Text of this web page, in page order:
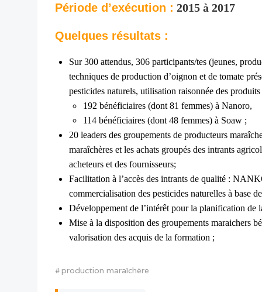
Période d’exécution : 2015 à 2017
Quelques résultats :
Sur 300 attendus, 306 participants/tes (jeunes,
techniques de production d’oignon et de tomate
pesticides naturels, utilisation raisonnée des
192 bénéficiaires (dont
114 bénéficiaires (dont 48 femmes) à Soaw ;
20 leaders des groupements de producteurs
maraîchères et les achats groupés des intrants
acheteurs et des fournisseurs;
Facilitation à l’accès des intrants de qualité :
commercialisation des pesticides naturelles à base
Développement de l’intérêt pour la planification de
Mise à la disposition des groupements maraichers
valorisation des acquis de la formation ;
#production maraîchère